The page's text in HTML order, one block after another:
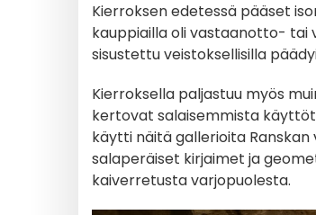
Kierroksen edetessä pääset
kauppiailla oli vastaanotto- tai
sisustettu veistoksellisilla
Kierroksella paljastuu myös
kertovat salaisemmista
käytti näitä gallerioita
salaperäiset kirjaimet ja
kaiverretusta varjopuolesta.